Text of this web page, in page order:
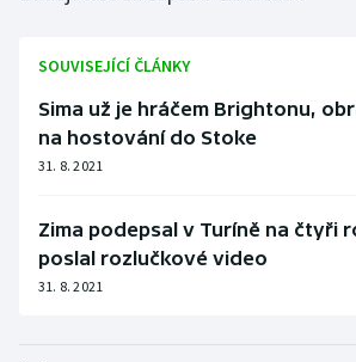
SOUVISEJÍCÍ ČLÁNKY
Sima už je hráčem Brightonu,
na hostování do Stoke
31. 8. 2021
Zima podepsal v Turíně na čtyři
poslal rozlučkové video
31. 8. 2021